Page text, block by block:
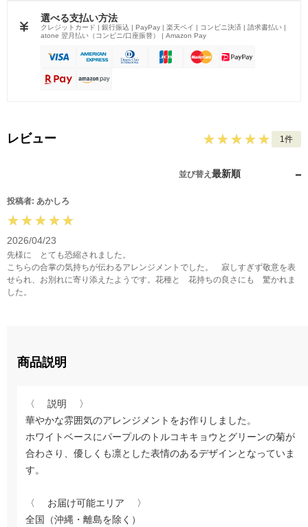
選べる支払い方法
クレジットカード | 銀行振込 | PayPay | 楽天ペイ | コンビニ決済 | 請求書払い |
atone 翌月払い（コンビニ/口座振替） | Amazon Pay
レビュー 1件
並び替え 最新順
投稿者: あかしろ
2026/04/23
先様に とても恐縮されました。
こちらの合掌の気持ちが伝わるアレンジメントでした。 寂しすぎず敬意を表
せられ、お別れに寄り添えたようです。花種と 花持ちの良さにも 驚かれま
した。
商品説明
〈 説明 〉
華やかな雰囲気のアレンジメントをお作りしました。
ホワイトベースにパープルのトルコキキョウとグリーンの菊が
合わさり、優しくも凛とした表情のあるデザインとなっていま
す。
〈 お届け可能エリア 〉
全国（沖縄・離島を除く）